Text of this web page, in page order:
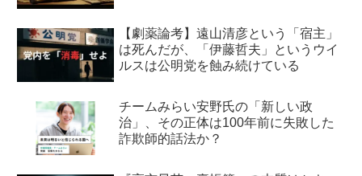
【劇薬論考】遠山清彦という「宿主」
は死んだが、「伊藤哲夫」というウイ
ルスは公明党を蝕み続けている
チームみらい安野氏の「新しい政
治」、その正体は100年前に失敗した
詐欺師的話法か？